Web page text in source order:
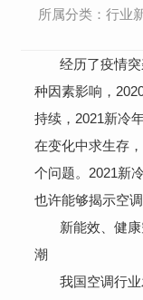
所属分类：行
经历了疫情突
种因素影响，
持续，2021新冷
在变化中求生存
个问题。2021新
也许能够揭示空
新能效、健
潮
我国空调行